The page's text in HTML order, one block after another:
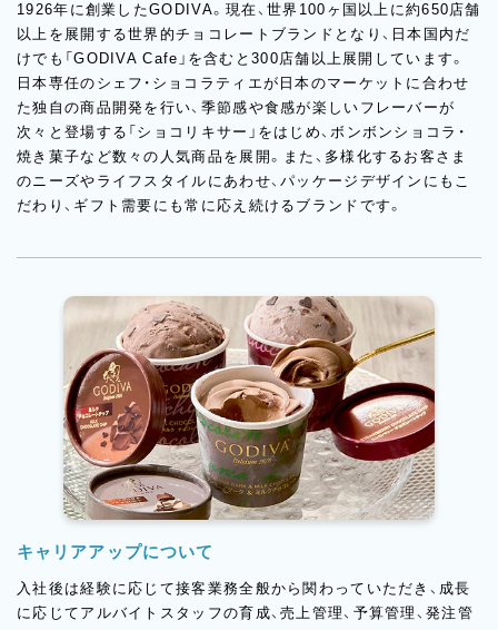
1926年に創業したGODIVA。現在、世界100ヶ国以上に約650店舗
以上を展開する世界的チョコレートブランドとなり、日本国内だ
けでも「GODIVA Cafe」を含むと300店舗以上展開しています。
日本専任のシェフ・ショコラティエが日本のマーケットに合わせ
た独自の商品開発を行い、季節感や食感が楽しいフレーバーが
次々と登場する「ショコリキサー」をはじめ、ボンボンショコラ・
焼き菓子など数々の人気商品を展開。また、多様化するお客さま
のニーズやライフスタイルにあわせ、パッケージデザインにもこ
だわり、ギフト需要にも常に応え続けるブランドです。
キャリアアップについて
入社後は経験に応じて接客業務全般から関わっていただき、成長
に応じてアルバイトスタッフの育成、売上管理、予算管理、発注管